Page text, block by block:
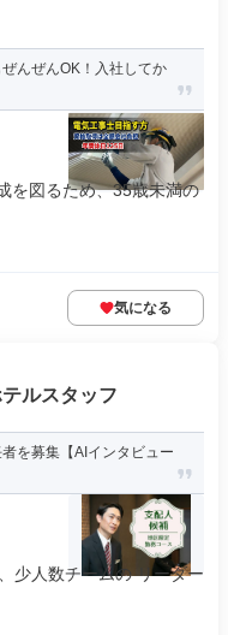
んぜんOK！入社してか
を図るため、35歳未満の
気になる
ルスタッフ
を募集【AIインタビュー
少人数チームの リーダー